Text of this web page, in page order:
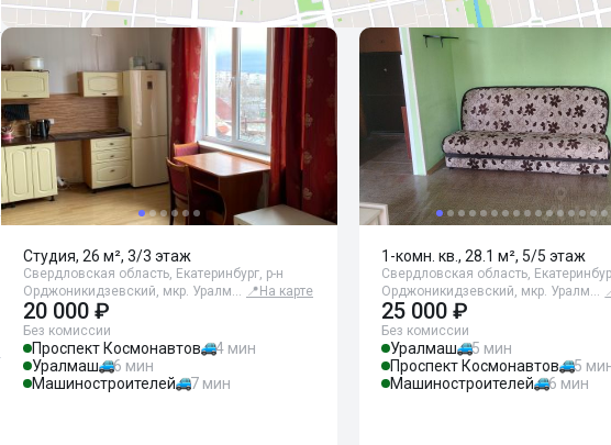
Студия, 26 м², 3/3 этаж
Свердловская область, Екатеринбург, р-н
Орджоникидзевский, мкр. Уралм… 📍 На карте
20 000 ₽
Без комиссии
Проспект Космонавтов
4 мин
Уралмаш
6 мин
Машиностроителей
7 мин
1-комн. кв., 28.1 м², 5/5 этаж
Свердловская область,
Орджоникидзевский, мкр. Уралм…
25 000 ₽
Без комиссии
Уралмаш
5 мин
Проспект Космонавтов
5
Машиностроителей
6 мин